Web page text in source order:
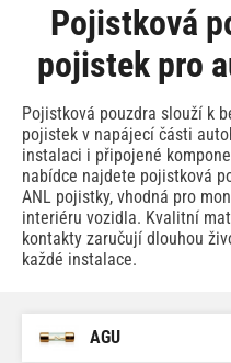
Pojistková
pojistek pro
Pojistková pouzdra slouží k
pojistek v napájecí části
instalaci i připojené
nabídce najdete pojistková
ANL pojistky, vhodná pro
interiéru vozidla. Kvalitní
kontakty zaručují dlouhou
každé instalace.
AGU